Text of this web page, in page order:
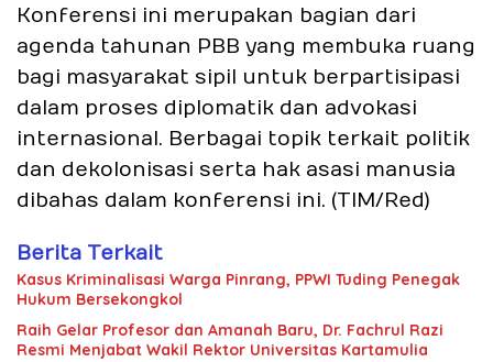
Konferensi ini merupakan bagian dari
agenda tahunan PBB yang membuka ruang
bagi masyarakat sipil untuk berpartisipasi
dalam proses diplomatik dan advokasi
internasional. Berbagai topik terkait politik
dan dekolonisasi serta hak asasi manusia
dibahas dalam konferensi ini. (TIM/Red)
Berita Terkait
Kasus Kriminalisasi Warga Pinrang, PPWI Tuding Penegak
Hukum Bersekongkol
Raih Gelar Profesor dan Amanah Baru, Dr. Fachrul Razi
Resmi Menjabat Wakil Rektor Universitas Kartamulia